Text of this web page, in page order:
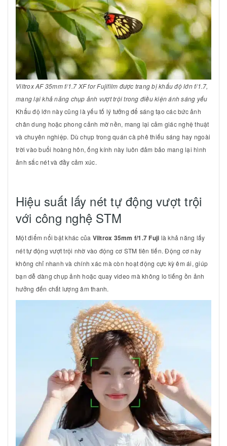
Viltrox AF 35mm f/1.7 XF for Fujifilm được trang bị khẩu độ lớn f/1.7,
mang lại khả năng chụp ảnh vượt trội trong điều kiện ánh sáng yếu
Khẩu độ lớn này cũng là yếu tố lý tưởng để sáng tạo các bức ảnh
chân dung hoặc phong cảnh mờ nền, mang lại cảm giác nghệ thuật
và chuyên nghiệp. Dù chụp trong quán cà phê thiếu sáng hay ngoài
trời vào buổi hoàng hôn, ống kính này luôn đảm bảo mang lại hình
ảnh sắc nét và đầy cảm xúc.
Hiệu suất lấy nét tự động vượt trội
với công nghệ STM
Một điểm nổi bật khác của Viltrox 35mm f/1.7 Fuji là khả năng lấy
nét tự động vượt trội nhờ vào động cơ STM tiên tiến. Động cơ này
không chỉ nhanh và chính xác mà còn hoạt động cực kỳ êm ái, giúp
bạn dễ dàng chụp ảnh hoặc quay video mà không lo tiếng ồn ảnh
hưởng đến chất lượng âm thanh.